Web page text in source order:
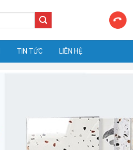
TIN TỨC LIÊN HỆ